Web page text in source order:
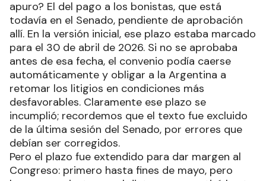
apuro? El del pago a los bonistas, que está
todavía en el Senado, pendiente de aprobación
allí. En la versión inicial, ese plazo estaba marcado
para el 30 de abril de 2026. Si no se aprobaba
antes de esa fecha, el convenio podía caerse
automáticamente y obligar a la Argentina a
retomar los litigios en condiciones más
desfavorables. Claramente ese plazo se
incumplió; recordemos que el texto fue excluido
de la última sesión del Senado, por errores que
debían ser corregidos.
Pero el plazo fue extendido para dar margen al
Congreso: primero hasta fines de mayo, pero